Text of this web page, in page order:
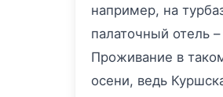
например, на
палаточный отель
Проживание в
осени, ведь